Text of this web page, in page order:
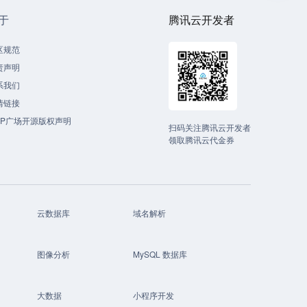
规范
声明
我们
链接
广场开源版权声明
腾讯云开发者
扫码关注腾讯云开发者
领取腾讯云代金券
云数据库 域名解析
图像分析 MySQL 数据库
大数据 小程序开发